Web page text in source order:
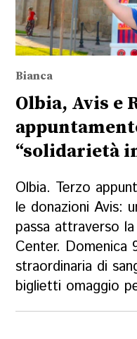
Bianca
Olbia, Avis e
“solidarietà
Olbia. Terzo
le donazioni Avis:
passa attraverso
Center. Domenica
straordinaria di
biglietti omaggio